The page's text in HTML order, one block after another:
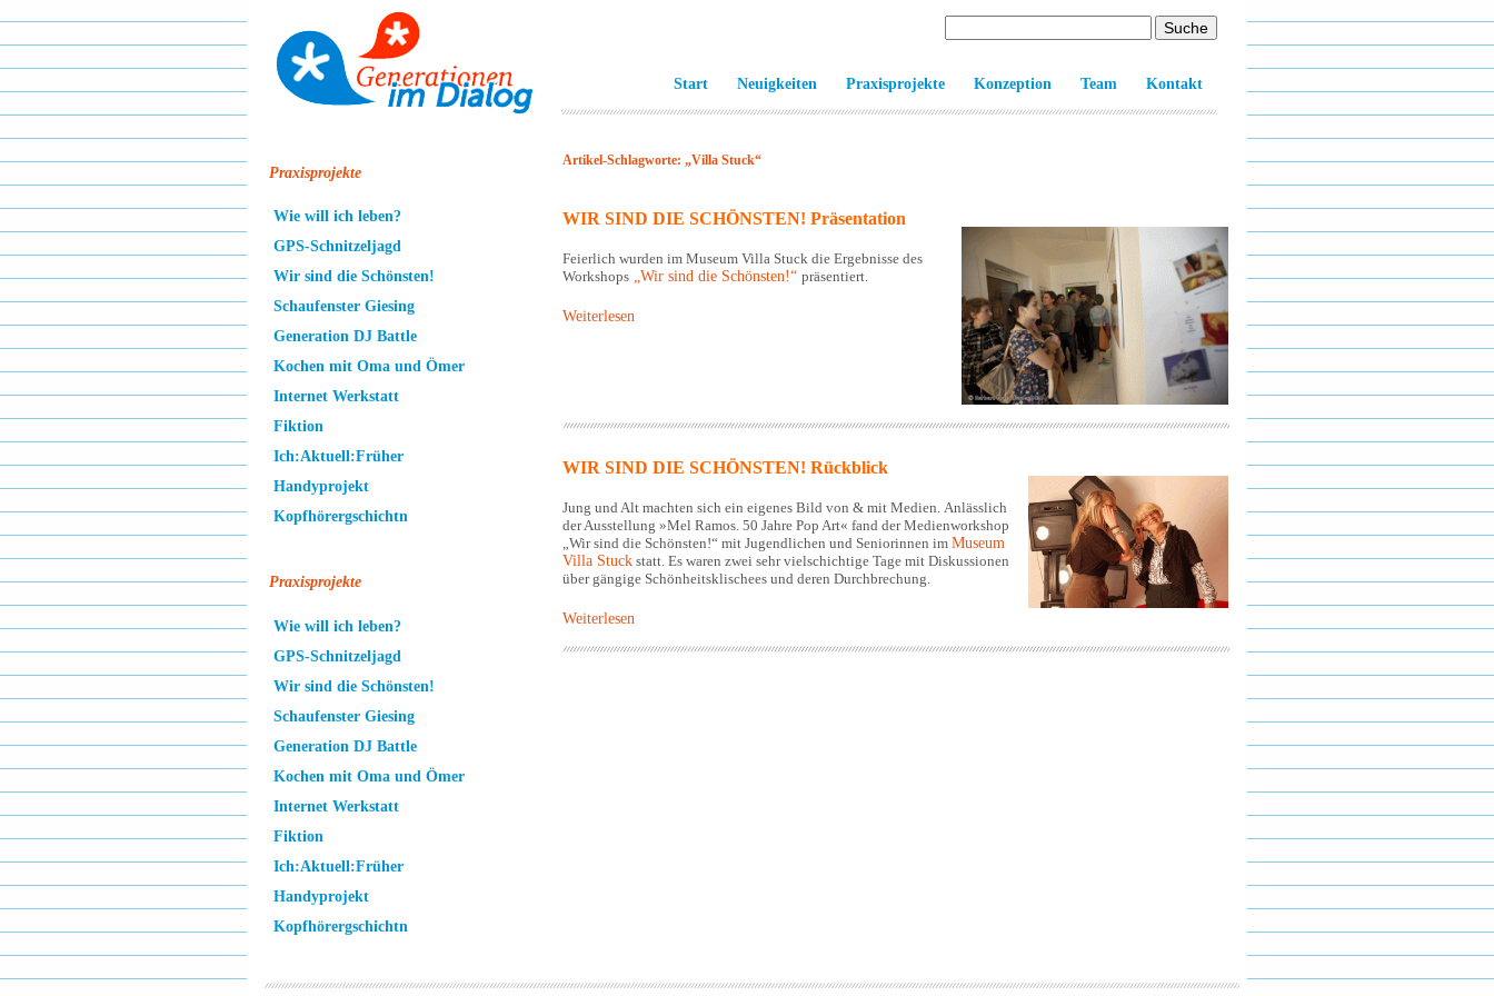
Start Neuigkeiten Praxisprojekte Konzeption Team Kontakt
Praxisprojekte
Wie will ich leben?
GPS-Schnitzeljagd
Wir sind die Schönsten!
Schaufenster Giesing
Generation DJ Battle
Kochen mit Oma und Ömer
Internet Werkstatt
Fiktion
Ich:Aktuell:Früher
Handyprojekt
Kopfhörergschichtn
Praxisprojekte
Wie will ich leben?
GPS-Schnitzeljagd
Wir sind die Schönsten!
Schaufenster Giesing
Generation DJ Battle
Kochen mit Oma und Ömer
Internet Werkstatt
Fiktion
Ich:Aktuell:Früher
Handyprojekt
Kopfhörergschichtn
Artikel-Schlagworte: „Villa Stuck“
WIR SIND DIE SCHÖNSTEN! Präsentation
Feierlich wurden im Museum Villa Stuck die Ergebnisse des
Workshops „Wir sind die Schönsten!“ präsentiert.
Weiterlesen
WIR SIND DIE SCHÖNSTEN! Rückblick
Jung und Alt machten sich ein eigenes Bild von & mit Medien. Anlässlich
der Ausstellung »Mel Ramos. 50 Jahre Pop Art« fand der Medienworkshop
„Wir sind die Schönsten!“ mit Jugendlichen und Seniorinnen im Museum
Villa Stuck statt. Es waren zwei sehr vielschichtige Tage mit Diskussionen
über gängige Schönheitsklischees und deren Durchbrechung.
Weiterlesen